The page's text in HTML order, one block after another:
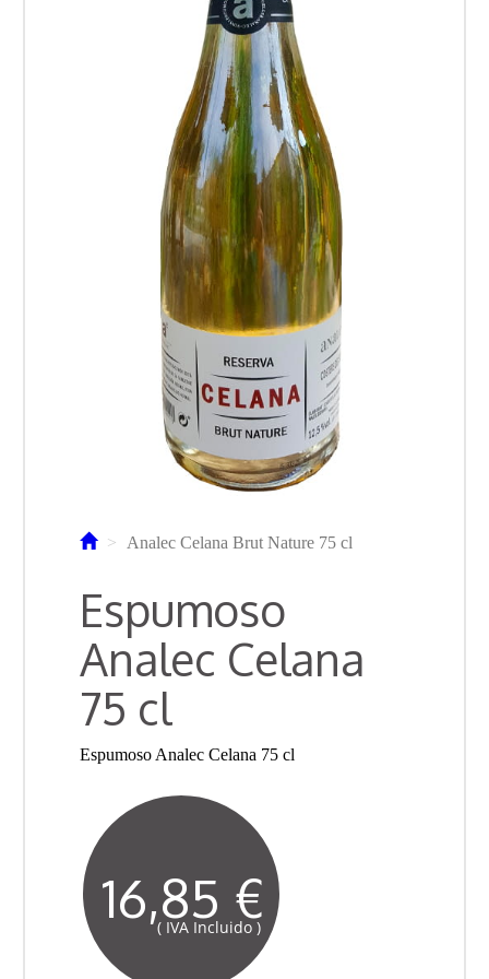
Analec Celana Brut Nature 75 cl
Espumoso
Analec Celana
75 cl
Espumoso Analec Celana 75 cl
16,85 €
( IVA Incluido )